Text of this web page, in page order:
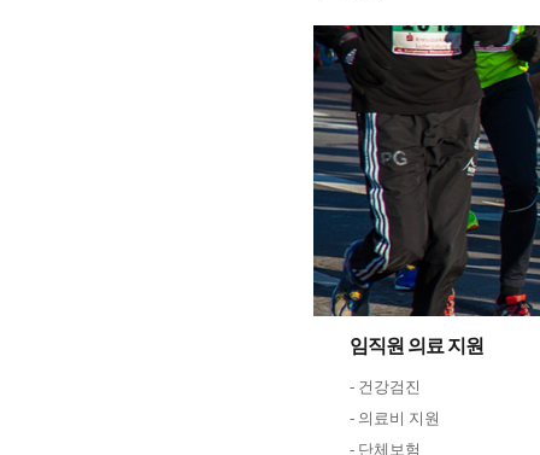
임직원 의료 지원
- 건강검진
- 의료비 지원
- 단체보험